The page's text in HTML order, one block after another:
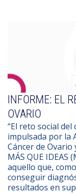
INFORME: EL
OVARIO
“El reto social del
impulsada por la
Cáncer de Ovario
MÁS QUE IDEAS
aquello que,
conseguir
resultados en